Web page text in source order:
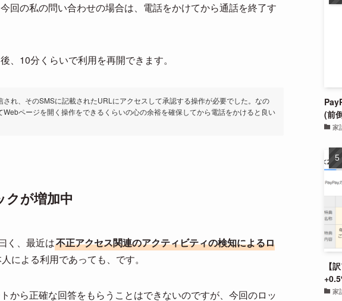
回の私の問い合わせの場合は、電話をかけてから通話を終了す
、10分くらいで利用を再開できます。
れ、そのSMSに記載されたURLにアクセスして承認する操作が必要でした。なの
ページを開く操作をできるくらいの心の余裕を確保してから電話をかけると良い
クが増加中
く、最近は不正アクセス関連のアクティビティの検知によるロ
による利用であっても、です。
から正確な回答をもらうことはできないのですが、今回のロッ
(前
家
【
家